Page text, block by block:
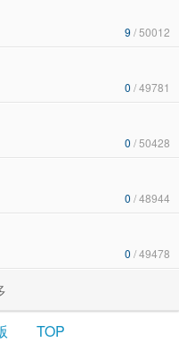
9 / 50012
0 / 49781
0 / 50428
0 / 48944
0 / 49478
TOP